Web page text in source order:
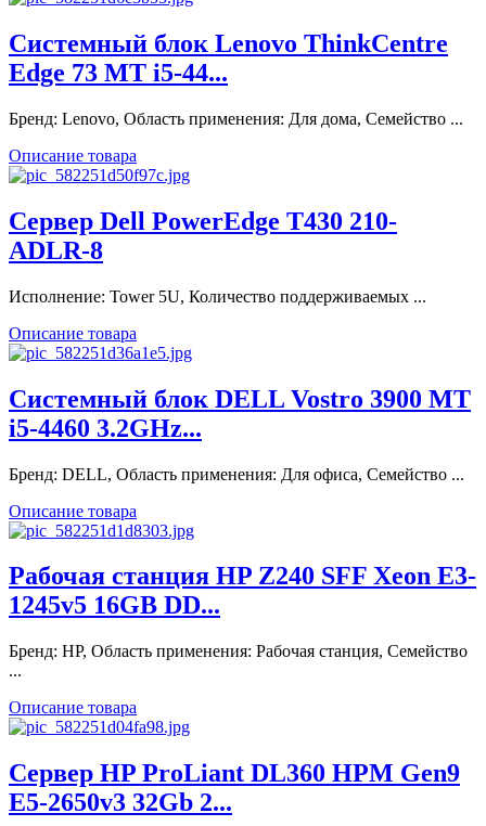
Системный блок Lenovo ThinkCentre
Edge 73 MT i5-44...
Бренд: Lenovo, Область применения: Для дома, Семейство ...
Описание товара
Сервер Dell PowerEdge T430 210-
ADLR-8
Исполнение: Tower 5U, Количество поддерживаемых ...
Описание товара
Системный блок DELL Vostro 3900 MT
i5-4460 3.2GHz...
Бренд: DELL, Область применения: Для офиса, Семейство ...
Описание товара
Рабочая станция HP Z240 SFF Xeon E3-
1245v5 16GB DD...
Бренд: HP, Область применения: Рабочая станция, Семейство
...
Описание товара
Сервер HP ProLiant DL360 HPM Gen9
E5-2650v3 32Gb 2...